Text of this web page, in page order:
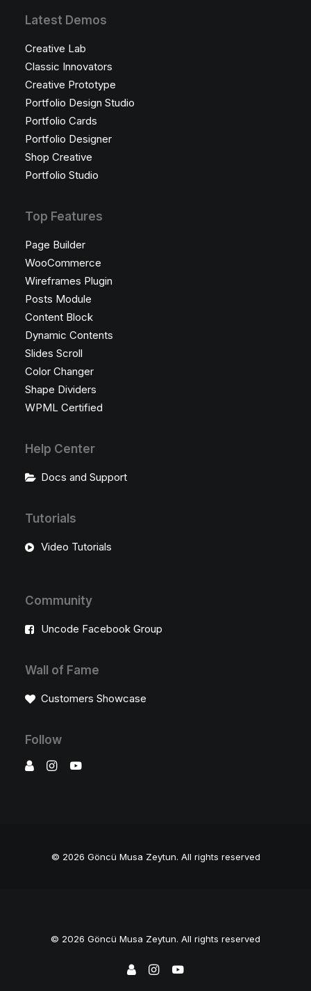
Latest Demos
Creative Lab
Classic Innovators
Creative Prototype
Portfolio Design Studio
Portfolio Cards
Portfolio Designer
Shop Creative
Portfolio Studio
Top Features
Page Builder
WooCommerce
Wireframes Plugin
Posts Module
Content Block
Dynamic Contents
Slides Scroll
Color Changer
Shape Dividers
WPML Certified
Help Center
Docs and Support
Tutorials
Video Tutorials
Community
Uncode Facebook Group
Wall of Fame
Customers Showcase
Follow
© 2026 Göncü Musa Zeytun. All rights reserved
© 2026 Göncü Musa Zeytun. All rights reserved